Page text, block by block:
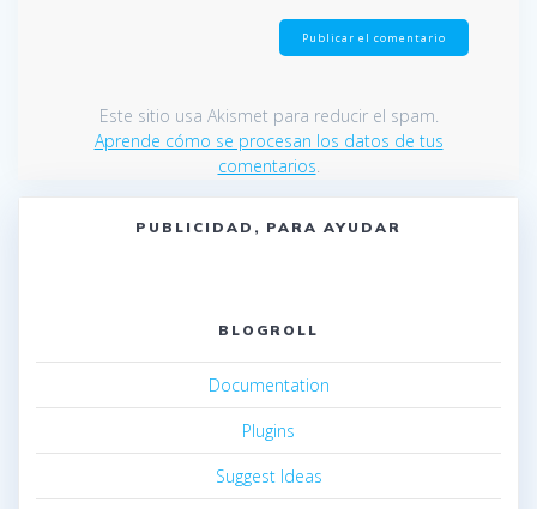
Este sitio usa Akismet para reducir el spam.
Aprende cómo se procesan los datos de tus
comentarios.
PUBLICIDAD, PARA AYUDAR
BLOGROLL
Documentation
Plugins
Suggest Ideas